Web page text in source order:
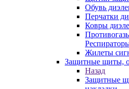
Обувь
Перчатки
Ковры
Жилеты
Защитные щиты,
Назад
Защитные